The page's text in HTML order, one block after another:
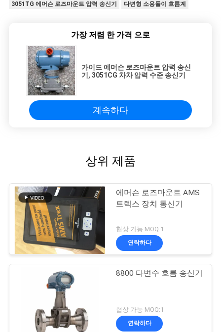
3051TG 에머슨 로즈마운트 압력 송신기
다변형 소용돌이 흐름계
가장 저렴 한 가격 으로
가이드 에머슨 로즈마운트 압력 송신
기, 3051CG 차차 압력 수준 송신기
계속하다
상위 제품
에머슨 로즈마운트 AMS
트렉스 장치 통신기
협상 가능 MOQ:1
연락하다
8800 다변수 흐름 송신기
협상 가능 MOQ:1
연락하다